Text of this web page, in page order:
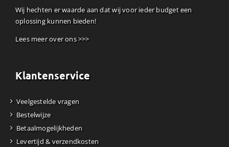
Wij hechten er waarde aan dat wij voor ieder budget een
oplossing kunnen bieden!
Lees meer over ons >>>
Klantenservice
Veelgestelde vragen
Bestelwijze
Betaalmogelijkheden
Levertijd & verzendkosten